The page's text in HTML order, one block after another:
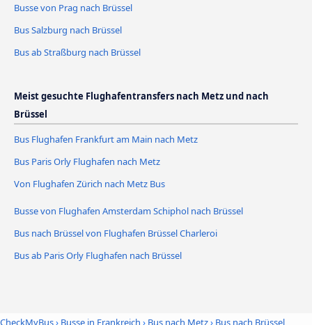
Busse von Prag nach Brüssel
Bus Salzburg nach Brüssel
Bus ab Straßburg nach Brüssel
Meist gesuchte Flughafentransfers nach Metz und nach
Brüssel
Bus Flughafen Frankfurt am Main nach Metz
Bus Paris Orly Flughafen nach Metz
Von Flughafen Zürich nach Metz Bus
Busse von Flughafen Amsterdam Schiphol nach Brüssel
Bus nach Brüssel von Flughafen Brüssel Charleroi
Bus ab Paris Orly Flughafen nach Brüssel
CheckMyBus› Busse in Frankreich › Bus nach Metz› Bus nach Brüssel